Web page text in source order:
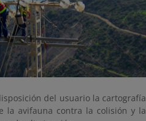
del usuario la cartografía
la avifauna contra la colisión y la